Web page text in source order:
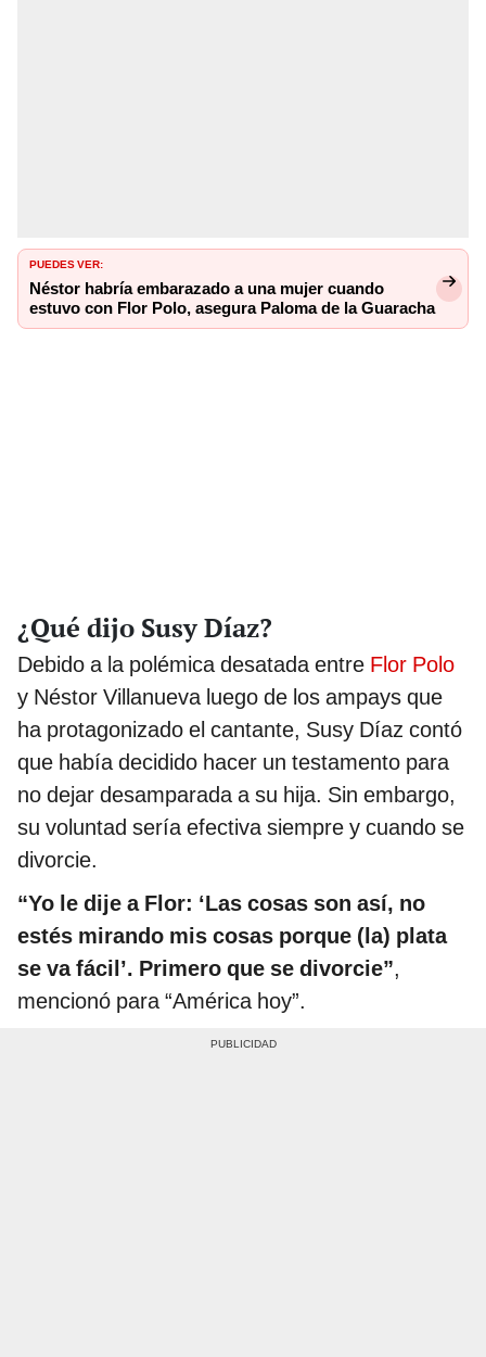
PUEDES VER:
Néstor habría embarazado a una mujer cuando
estuvo con Flor Polo, asegura Paloma de la Guaracha
¿Qué dijo Susy Díaz?
Debido a la polémica desatada entre Flor Polo
y Néstor Villanueva luego de los ampays que
ha protagonizado el cantante, Susy Díaz contó
que había decidido hacer un testamento para
no dejar desamparada a su hija. Sin embargo,
su voluntad sería efectiva siempre y cuando se
divorcie.
“Yo le dije a Flor: ‘Las cosas son así, no
estés mirando mis cosas porque (la) plata
se va fácil’. Primero que se divorcie”,
mencionó para “América hoy”.